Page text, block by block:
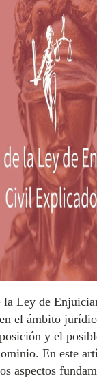
Ley de
el ámbito
y el
En este
aspectos